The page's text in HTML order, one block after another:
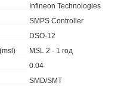
Infineon Technologies
SMPS Controller
DSO-12
MSL 2 - 1 год
0.04
SMD/SMT